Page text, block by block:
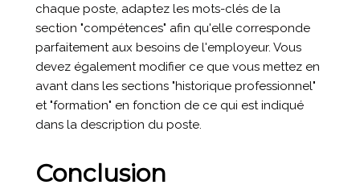
chaque poste, adaptez les mots-clés de la
section "compétences" afin qu'elle corresponde
parfaitement aux besoins de l'employeur. Vous
devez également modifier ce que vous mettez en
avant dans les sections "historique professionnel"
et "formation" en fonction de ce qui est indiqué
dans la description du poste.
Conclusion